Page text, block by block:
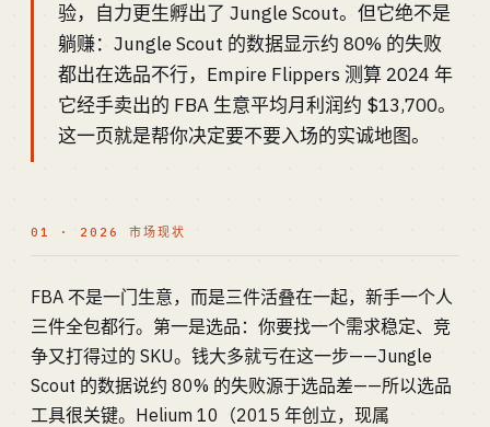
验，自力更生孵出了 Jungle Scout。但它绝不是
躺赚：Jungle Scout 的数据显示约 80% 的失败
都出在选品不行，Empire Flippers 测算 2024 年
它经手卖出的 FBA 生意平均月利润约 $13,700。
这一页就是帮你决定要不要入场的实诚地图。
01 · 2026 市场现状
FBA 不是一门生意，而是三件活叠在一起，新手一个人
三件全包都行。第一是选品：你要找一个需求稳定、竞
争又打得过的 SKU。钱大多就亏在这一步——Jungle
Scout 的数据说约 80% 的失败源于选品差——所以选品
工具很关键。Helium 10（2015 年创立，现属